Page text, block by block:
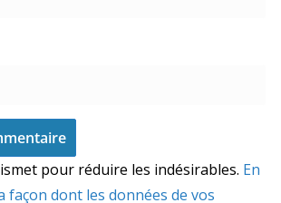
pour réduire les indésirables. En
façon dont les données de vos